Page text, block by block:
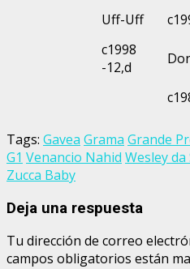
Uff-Uff
c1998
-12,d
Tags: Gavea Grama Grande
G1 Venancio Nahid Wesley
Zucca Baby
Deja una respuesta
Tu dirección de correo
campos obligatorios están